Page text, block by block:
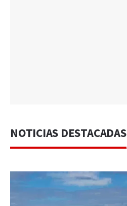
NOTICIAS DESTACADAS